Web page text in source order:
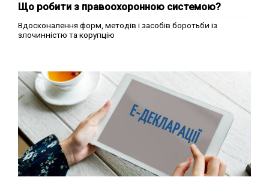
Що робити з правоохоронною системою?
Вдосконалення форм, методів і засобів боротьби із
злочинністю та корупцію